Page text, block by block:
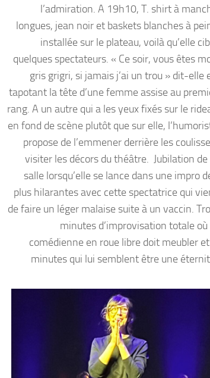
l’admiration. A 19h10, T. shirt à
longues, jean noir et baskets blanches à
installée sur le plateau, voilà qu’elle
quelques spectateurs. « Ce soir, vous êtes
gris grigri, si jamais j’ai un trou » dit-elle
tapotant la tête d’une femme assise au
rang. A un autre qui a les yeux fixés sur le
en fond de scène plutôt que sur elle,
propose de l’emmener derrière les
visiter les décors du théâtre. Jubilation de
salle lorsqu’elle se lance dans une impro
plus hilarantes avec cette spectatrice qui
de faire un léger malaise suite à un vaccin.
minutes d’improvisation totale où
comédienne en roue libre doit meubler
minutes qui lui semblent être une